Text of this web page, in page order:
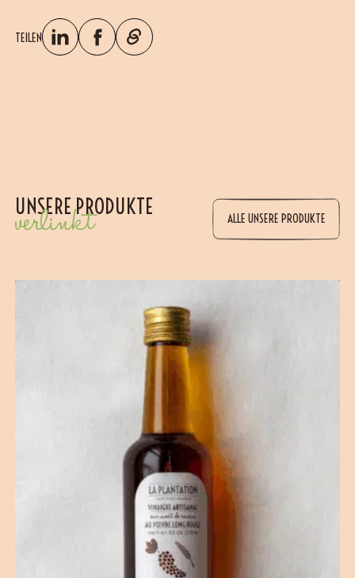
TEILEN
UNSERE PRODUKTE
verlinkt ALLE UNSERE PRODUKTE